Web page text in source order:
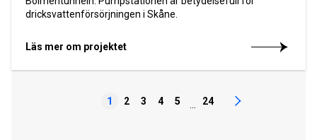
dricksvattenförsörjningen i Skåne.
Läs mer om projektet
1 2 3 4 5 ... 24